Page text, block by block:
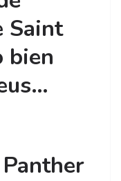
Saint
bien